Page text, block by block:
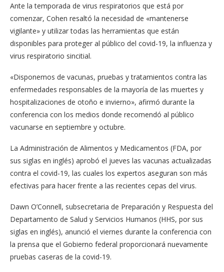
Ante la temporada de virus respiratorios que está por
comenzar, Cohen resaltó la necesidad de «mantenerse
vigilante» y utilizar todas las herramientas que están
disponibles para proteger al público del covid-19, la influenza y
virus respiratorio sincitial.
«Disponemos de vacunas, pruebas y tratamientos contra las
enfermedades responsables de la mayoría de las muertes y
hospitalizaciones de otoño e invierno», afirmó durante la
conferencia con los medios donde recomendó al público
vacunarse en septiembre y octubre.
La Administración de Alimentos y Medicamentos (FDA, por
sus siglas en inglés) aprobó el jueves las vacunas actualizadas
contra el covid-19, las cuales los expertos aseguran son más
efectivas para hacer frente a las recientes cepas del virus.
Dawn O’Connell, subsecretaria de Preparación y Respuesta del
Departamento de Salud y Servicios Humanos (HHS, por sus
siglas en inglés), anunció el viernes durante la conferencia con
la prensa que el Gobierno federal proporcionará nuevamente
pruebas caseras de la covid-19.